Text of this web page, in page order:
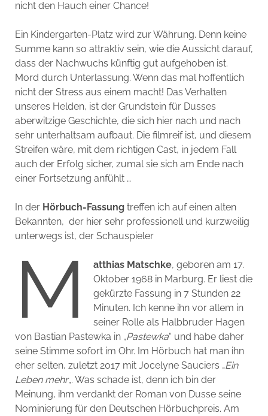
nicht den Hauch einer Chance!
Ein Kindergarten-Platz wird zur Währung. Denn keine
Summe kann so attraktiv sein, wie die Aussicht darauf,
dass der Nachwuchs künftig gut aufgehoben ist.
Mord durch Unterlassung. Wenn das mal hoffentlich
nicht der Stress aus einem macht! Das Verhalten
unseres Helden, ist der Grundstein für Dusses
aberwitzige Geschichte, die sich hier nach und nach
sehr unterhaltsam aufbaut. Die filmreif ist, und diesem
Streifen wäre, mit dem richtigen Cast, in jedem Fall
auch der Erfolg sicher, zumal sie sich am Ende nach
einer Fortsetzung anfühlt …
In der Hörbuch-Fassung treffen ich auf einen alten
Bekannten, der hier sehr professionell und kurzweilig
unterwegs ist, der Schauspieler
M atthias Matschke, geboren am 17.
Oktober 1968 in Marburg. Er liest die
gekürzte Fassung in 7 Stunden 22
Minuten. Ich kenne ihn vor allem in
seiner Rolle als Halbbruder Hagen
von Bastian Pastewka in „Pastewka“ und habe daher
seine Stimme sofort im Ohr. Im Hörbuch hat man ihn
eher selten, zuletzt 2017 mit Jocelyne Sauciers „Ein
Leben mehr„. Was schade ist, denn ich bin der
Meinung, ihm verdankt der Roman von Dusse seine
Nominierung für den Deutschen Hörbuchpreis. Am